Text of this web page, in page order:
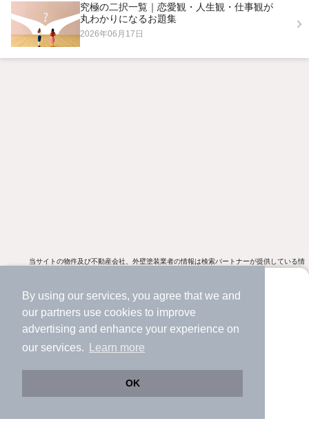
By using our services, you agree that we and
our partners use cookies to improve
advertising and enhance your experience on
our services.
Learn more
OK
より使いやすくなった
アプリで物件探ししませんか？
サクサク動く地図で物件検索
究極の二択一覧｜恋愛観・人生観・仕事観が
丸わかりになるお題集
2026年06月17日
当サイトの物件及び不動産会社、外壁塗装業者の情報は検索パートナーが提供している情
報であり、ニフティライフスタイル株式会社は内容の責任を負わないことを予めご了承く
の定める個人情報規約に従って取り扱われます。
不動産・住宅情報のニフティ不動産 不動産購入 新築一戸建て・建売・一軒家
ニフティ不動産
＼Because／ ニフティ不動産